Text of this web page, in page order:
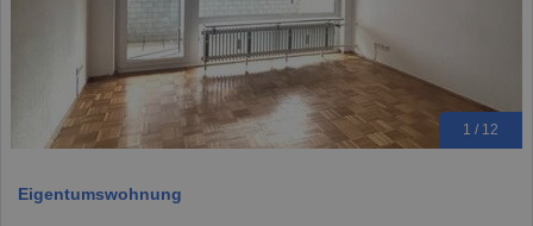
1 / 12
Eigentumswohnung